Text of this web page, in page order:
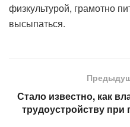
физкультурой, грамотно
высыпаться.
Стало известно, как
трудоустройству